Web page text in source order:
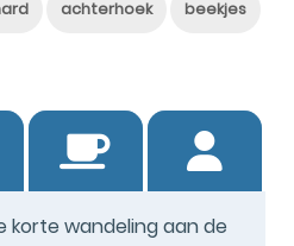
achterhoek beekjes
korte wandeling aan de